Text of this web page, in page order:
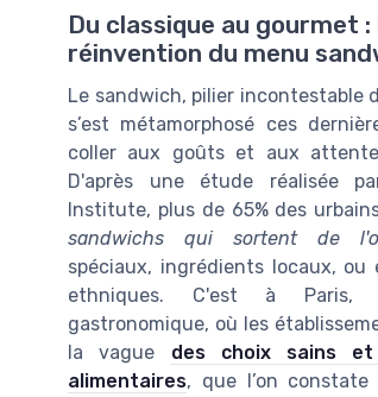
Du classique au gourmet :
réinvention du menu
Le sandwich, pilier incontestable
s’est métamorphosé ces
coller aux goûts et aux
D'après une étude réalisée
Institute, plus de 65% des
sandwichs qui sortent de
spéciaux, ingrédients locaux, ou
ethniques. C'est à Paris,
gastronomique, où les
la vague des choix sains
alimentaires, que l’on